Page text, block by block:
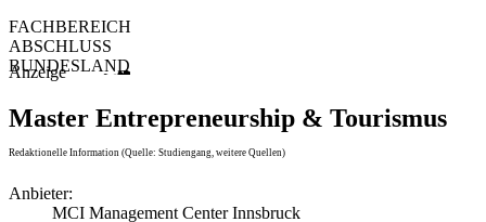
FACHBEREICH
ABSCHLUSS
BUNDESLAND
Anzeige
Master Entrepreneurship & Tourismus
Redaktionelle Information (Quelle: Studiengang, weitere Quellen)
Anbieter:
MCI Management Center Innsbruck